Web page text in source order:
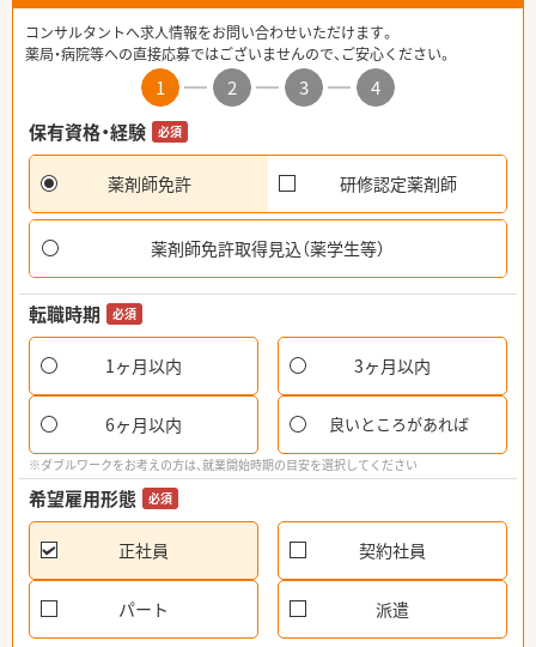
コンサルタントへ求人情報をお問い合わせいただけます。
薬局・病院等への直接応募ではございませんので、ご安心ください。
1 2 3
4
保有資格・経験
必須
薬剤師免許 研修認定薬剤師
薬剤師免許取得見込（薬学生等）
転職時期 必須
1ヶ月以内 3ヶ月以内
6ヶ月以内 良いところがあれば
※ダブルワークをお考えの方は、就業開始時期の目安を選択してください
希望雇用形態 必須
正社員 契約社員
パート 派遣